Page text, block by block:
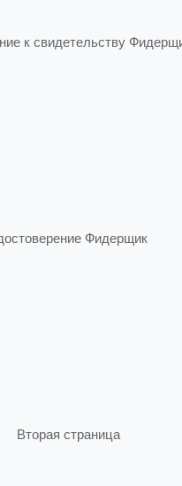
к свидетельству
Фидерщик
Вторая страница